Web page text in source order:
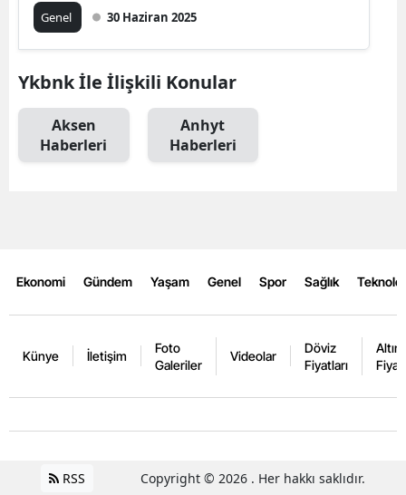
Genel 30 Haziran 2025
Ykbnk İle İlişkili Konular
Aksen
Haberleri
Anhyt
Haberleri
Ekonomi Gündem Yaşam Genel Spor Sağlık
Künye İletişim
Foto
Galeriler
Videolar
Döviz
Fiyatları
Altın
RSS Copyright © 2026 . Her hakkı saklıdır.